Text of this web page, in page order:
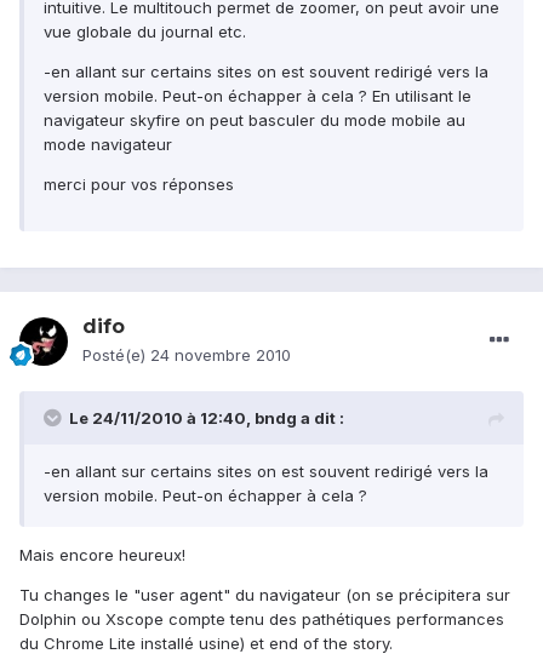
intuitive. Le multitouch permet de zoomer, on peut avoir une
vue globale du journal etc.
-en allant sur certains sites on est souvent redirigé vers la
version mobile. Peut-on échapper à cela ? En utilisant le
navigateur skyfire on peut basculer du mode mobile au
mode navigateur
merci pour vos réponses
difo
Posté(e) 24 novembre 2010
Le 24/11/2010 à 12:40, bndg a dit :
-en allant sur certains sites on est souvent redirigé vers la
version mobile. Peut-on échapper à cela ?
Mais encore heureux!
Tu changes le "user agent" du navigateur (on se précipitera sur
Dolphin ou Xscope compte tenu des pathétiques performances
du Chrome Lite installé usine) et end of the story.